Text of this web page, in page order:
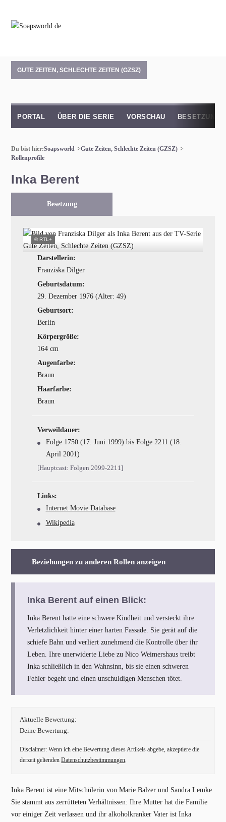
GUTE ZEITEN, SCHLECHTE ZEITEN (GZSZ)
PORTAL ÜBER DIE SERIE VORSCHAU BESETZUNG
Du bist hier:Soapsworld
Gute Zeiten, Schlechte Zeiten (GZSZ)
Rollenprofile
Inka Berent
Besetzung
© RTL+
Darstellerin:
Franziska Dilger
Geburtsdatum:
29. Dezember 1976 (Alter: 49)
Geburtsort:
Berlin
Körpergröße:
164 cm
Augenfarbe:
Braun
Haarfarbe:
Braun
Verweildauer:
Folge 1750 (17. Juni 1999) bis Folge 2211 (18.
April 2001)
[Hauptcast: Folgen 2099-2211]
Links:
Internet Movie Database
Wikipedia
Beziehungen zu anderen Rollen anzeigen
Inka Berent auf einen Blick:
Inka Berent hatte eine schwere Kindheit und versteckt ihre
Verletzlichkeit hinter einer harten Fassade. Sie gerät auf die
schiefe Bahn und verliert zunehmend die Kontrolle über ihr
Leben. Ihre unerwiderte Liebe zu Nico Weimershaus treibt
Inka schließlich in den Wahnsinn, bis sie einen schweren
Fehler begeht und einen unschuldigen Menschen tötet.
Aktuelle Bewertung:
Deine Bewertung:
Disclaimer: Wenn ich eine Bewertung dieses Artikels abgebe, akzeptiere die
derzeit geltendenDatenschutzbestimmungen.
Inka Berent ist eine Mitschülerin von Marie Balzer und Sandra Lemke.
Sie stammt aus zerrütteten Verhältnissen: Ihre Mutter hat die Familie
vor einiger Zeit verlassen und ihr alkoholkranker Vater ist Inka